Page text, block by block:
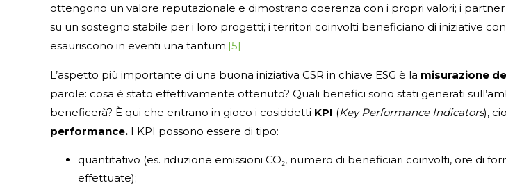
ottengono un valore reputazionale e dimostrano coerenza con i propri valori; i
su un sostegno stabile per i loro progetti; i territori coinvolti beneficiano di iniziative
esauriscono in eventi una tantum.[5]
L’aspetto più importante di una buona iniziativa CSR in chiave ESG è la misurazione
parole: cosa è stato effettivamente ottenuto? Quali benefici sono stati generati
beneficerà? È qui che entrano in gioco i cosiddetti KPI (Key Performance Indicators),
performance. I KPI possono essere di tipo:
quantitativo (es. riduzione emissioni CO₂, numero di beneficiari coinvolti, ore di
effettuate);